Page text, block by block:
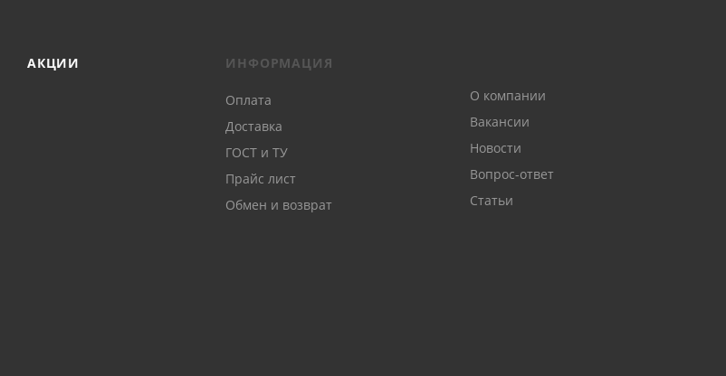
АКЦИИ ИНФОРМАЦИЯ
Оплата
Доставка
ГОСТ и ТУ
Прайс лист
Обмен и возврат
О компании
Вакансии
Новости
Вопрос-ответ
Статьи